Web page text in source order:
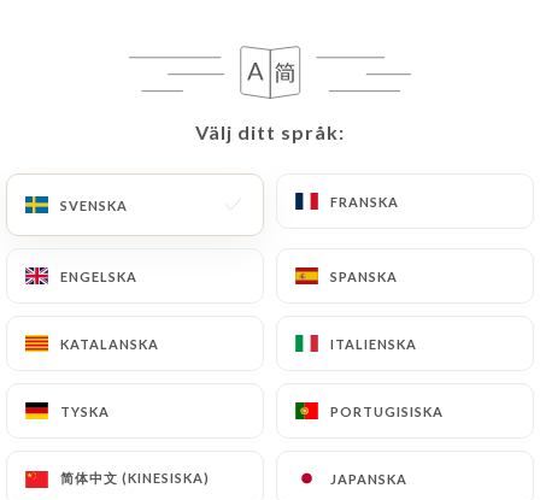
Välj ditt språk:
SVENSKA FRANSKA
ENGELSKA SPANSKA
KATALANSKA ITALIENSKA
TYSKA PORTUGISISKA
简体中文 (KINESISKA) JAPANSKA
Välj ditt språk:
SVENSKA FRANSKA
ENGELSKA SPANSKA
KATALANSKA ITALIENSKA
TYSKA PORTUGISISKA
简体中文 (KINESISKA) JAPANSKA